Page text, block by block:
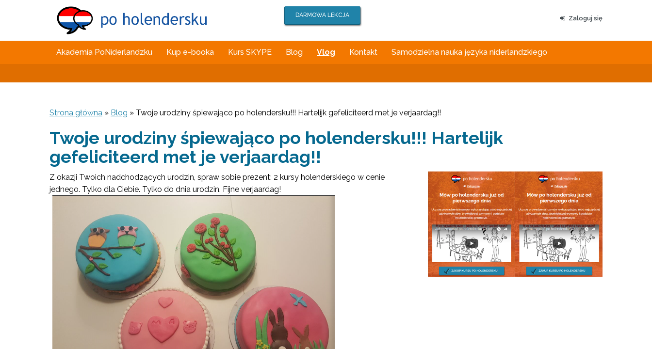
DARMOWA LEKCJA Zaloguj się
Akademia PoNiderlandzku Kup e-booka Kurs SKYPE Blog Vlog Kontakt Samodzielna nauka języka niderlandzkiego
Strona główna » Blog » Twoje urodziny śpiewająco po holendersku!!! Hartelijk gefeliciteerd met je verjaardag!!
Twoje urodziny śpiewająco po holendersku!!! Hartelijk
gefeliciteerd met je verjaardag!!
Z okazji Twoich nadchodzących urodzin, spraw sobie prezent: 2 kursy holenderskiego w cenie
jednego. Tylko dla Ciebie. Tylko do dnia urodzin. Fijne verjaardag!